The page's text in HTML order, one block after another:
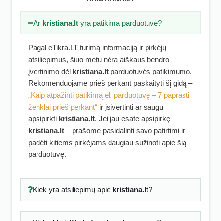
Ar kristiana.lt yra patikima parduotuvė?
Pagal eTikra.LT turimą informaciją ir pirkėjų
atsiliepimus, šiuo metu nėra aiškaus bendro
įvertinimo dėl kristiana.lt parduotuvės patikimumo.
Rekomenduojame prieš perkant paskaityti šį gidą –
„Kaip atpažinti patikimą el. parduotuvę – 7 paprasti
ženklai prieš perkant“ ir įsivertinti ar saugu
apsipirkti kristiana.lt. Jei jau esate apsipirkę
kristiana.lt – prašome pasidalinti savo patirtimi ir
padėti kitiems pirkėjams daugiau sužinoti apie šią
parduotuvę.
Kiek yra atsiliepimų apie kristiana.lt?